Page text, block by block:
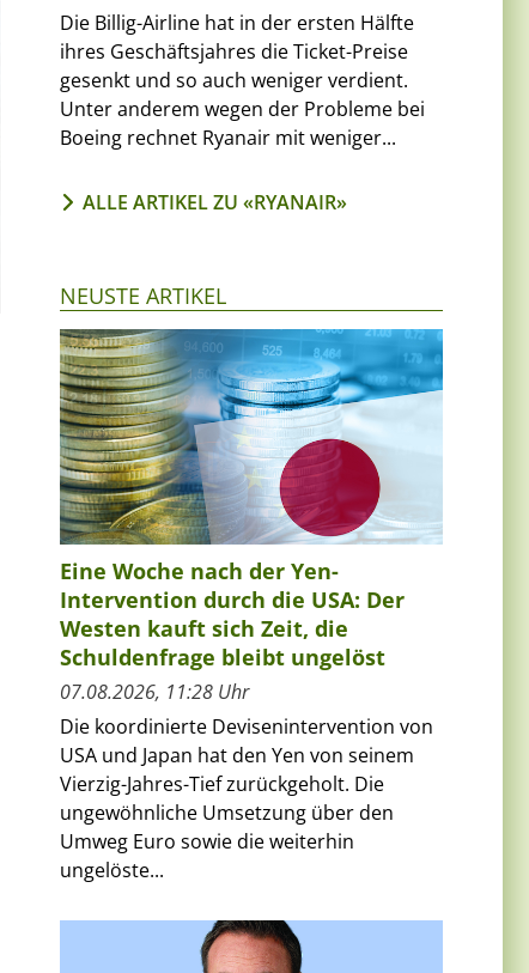
Die Billig-Airline hat in der ersten Hälfte
ihres Geschäftsjahres die Ticket-Preise
gesenkt und so auch weniger verdient.
Unter anderem wegen der Probleme bei
Boeing rechnet Ryanair mit weniger...
ALLE ARTIKEL ZU «RYANAIR»
NEUSTE ARTIKEL
Eine Woche nach der Yen-
Intervention durch die USA: Der
Westen kauft sich Zeit, die
Schuldenfrage bleibt ungelöst
07.08.2026, 11:28 Uhr
Die koordinierte Devisenintervention von
USA und Japan hat den Yen von seinem
Vierzig-Jahres-Tief zurückgeholt. Die
ungewöhnliche Umsetzung über den
Umweg Euro sowie die weiterhin
ungelöste...